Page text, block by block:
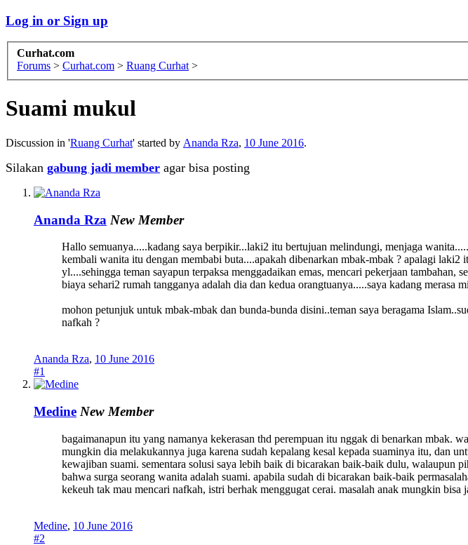
Log in or Sign up
Curhat.com
Forums > Curhat.com > Ruang Curhat >
Suami mukul
Discussion in 'Ruang Curhat' started by Ananda Rza, 10 June 2016.
Silakan gabung jadi member agar bisa posting
Ananda Rza New Member
Hallo semuanya.....kadang saya berpikir...laki2 itu bertujuan melindungi, menjaga
kembali wanita itu dengan membabi buta....apakah dibenarkan mbak-mbak ? apalagi
yl....sehingga teman sayapun terpaksa menggadaikan emas, mencari pekerjaan
biaya sehari2 rumah tangganya adalah dia dan kedua orangtuanya.....saya kadang merasa
mohon petunjuk untuk mbak-mbak dan bunda-bunda disini..teman saya beragama
nafkah ?
Ananda Rza, 10 June 2016
#1
Medine New Member
bagaimanapun itu yang namanya kekerasan thd perempuan itu nggak di benarkan mbak.
mungkin dia melakukannya juga karena sudah kepalang kesal kepada suaminya itu, dan
kewajiban suami. sementara solusi saya lebih baik di bicarakan baik-baik dulu, walaupun
bahwa surga seorang wanita adalah suami. apabila sudah di bicarakan baik-baik
kekeuh tak mau mencari nafkah, istri berhak menggugat cerai. masalah anak mungkin
Medine, 10 June 2016
#2